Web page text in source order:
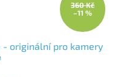
360 Kč
–11 %
- originální pro kamery